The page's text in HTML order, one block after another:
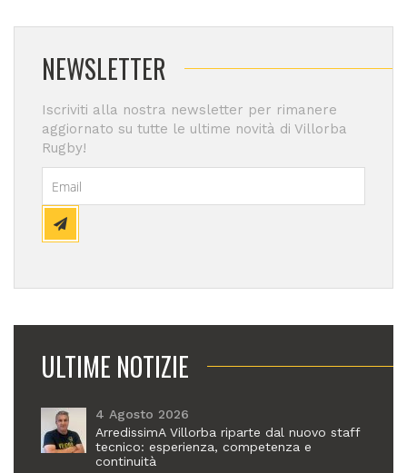
NEWSLETTER
Iscriviti alla nostra newsletter per rimanere
aggiornato su tutte le ultime novità di Villorba
Rugby!
ULTIME NOTIZIE
4 Agosto 2026
ArredissimA Villorba riparte dal nuovo staff
tecnico: esperienza, competenza e
continuità